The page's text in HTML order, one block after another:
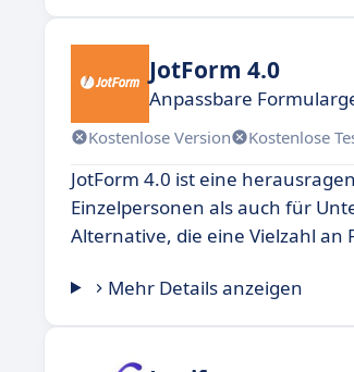
JotForm 4.0
Anpassbare
Kostenlose Version Kostenlose
JotForm 4.0 ist eine
Einzelpersonen als auch für
Alternative, die eine Vielzahl
Mehr Details anzeigen